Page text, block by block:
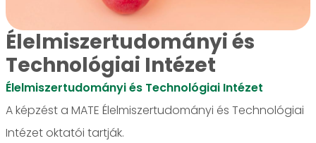
Élelmiszertudományi és
Technológiai Intézet
Élelmiszertudományi és Technológiai Intézet
A képzést a MATE Élelmiszertudományi és Technológiai
Intézet oktatói tartják.